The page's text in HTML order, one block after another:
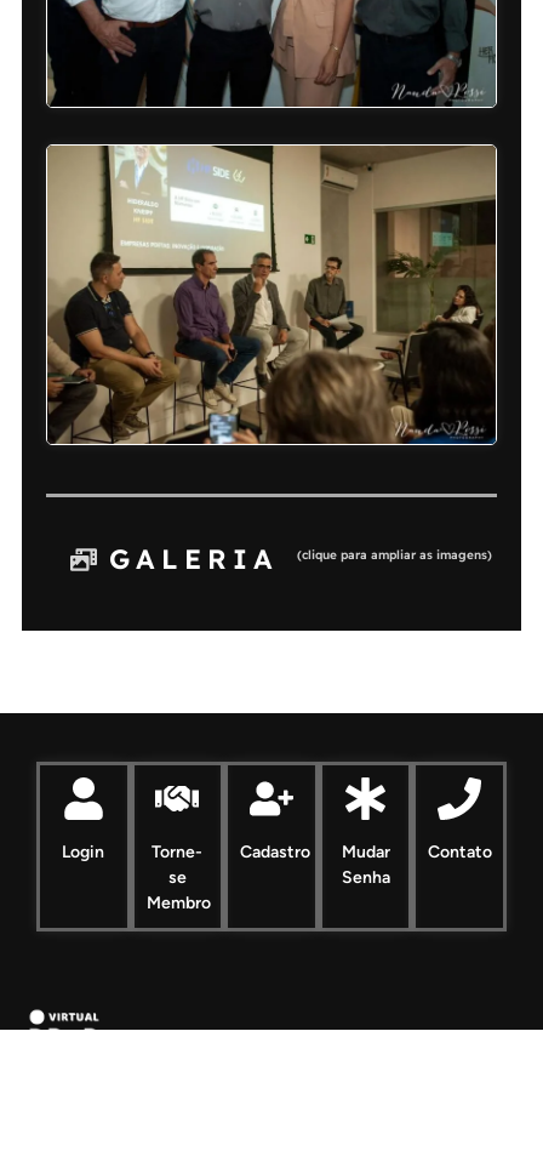
GALERIA (clique para ampliar as imagens)
Login
Torne-
se
Membro
Cadastro
Mudar
Senha
Contato